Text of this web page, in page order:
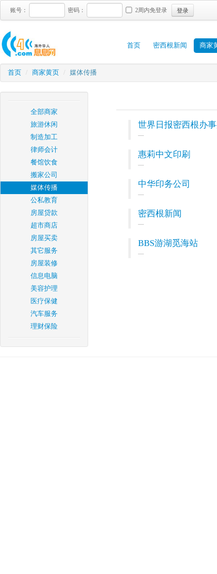
账号： 密码： 2周内免登录 登录
首页 密西根新闻 商家
首页 / 商家黄页 / 媒体传播
全部商家
旅游休闲
制造加工
律师会计
餐馆饮食
搬家公司
媒体传播
公私教育
房屋贷款
超市商店
房屋买卖
其它服务
房屋装修
信息电脑
美容护理
医疗保健
汽车服务
理财保险
世界日报密西根办
惠莉中文印刷
中华印务公司
密西根新闻
BBS游湖觅海站